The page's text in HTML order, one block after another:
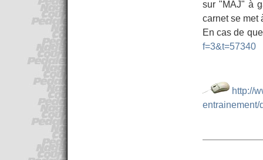
sur "MAJ" à
carnet se met
En cas de
f=3&t=57340
http://
entrainement/